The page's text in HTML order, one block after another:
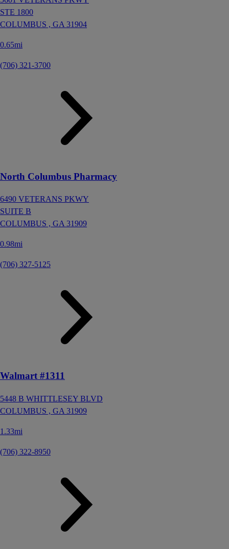
STE 1800
COLUMBUS , GA 31904
0.65mi
(706) 321-3700
North Columbus Pharmacy
6490 VETERANS PKWY
SUITE B
COLUMBUS , GA 31909
0.98mi
(706) 327-5125
Walmart #1311
5448 B WHITTLESEY BLVD
COLUMBUS , GA 31909
1.33mi
(706) 322-8950